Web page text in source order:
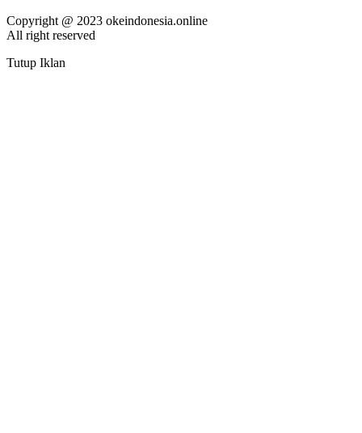
Copyright @ 2023 okeindonesia.online
All right reserved
Tutup Iklan